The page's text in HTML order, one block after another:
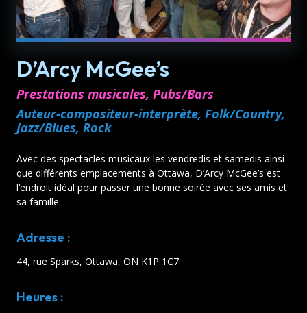
D’Arcy McGee’s
Prestations musicales, Pubs/Bars
Auteur-compositeur-interprète, Folk/Country,
Jazz/Blues, Rock
Avec des spectacles musicaux les vendredis et samedis ainsi
que différents emplacements à Ottawa, D’Arcy McGee’s est
l’endroit idéal pour passer une bonne soirée avec ses amis et
sa famille.
Adresse :
44, rue Sparks, Ottawa, ON K1P 1C7
Heures :